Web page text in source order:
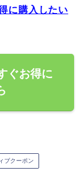
に購入したい
ぐお得に
ブクーポン